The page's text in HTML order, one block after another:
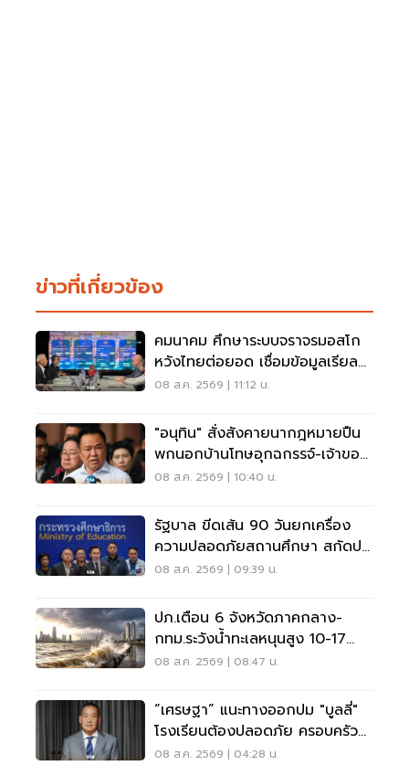
ข่าวที่เกี่ยวข้อง
คมนาคม ศึกษาระบบจราจรมอสโก
หวังไทยต่อยอด เชื่อมข้อมูลเรียล
ไทม์ แก้รถติด
08 ส.ค. 2569 | 11:12 น.
"อนุทิน" สั่งสังคายนากฎหมายปืน
พกนอกบ้านโทษอุกฉกรรจ์-เจ้าของ
โดนหนัก
08 ส.ค. 2569 | 10:40 น.
รัฐบาล ขีดเส้น 90 วันยกเครื่อง
ความปลอดภัยสถานศึกษา สกัดปม
บูลลี่
08 ส.ค. 2569 | 09:39 น.
ปภ.เตือน 6 จังหวัดภาคกลาง-
กทม.ระวังน้ำทะเลหนุนสูง 10-17
ส.ค.69
08 ส.ค. 2569 | 08:47 น.
“เศรษฐา” แนะทางออกปม "บูลลี่"
โรงเรียนต้องปลอดภัย ครอบครัว
ต้องรับฟัง
08 ส.ค. 2569 | 04:28 น.